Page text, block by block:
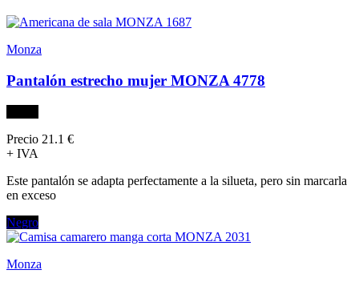
Monza
Pantalón estrecho mujer MONZA 4778
Precio 21.1 €
+ IVA
Este pantalón se adapta perfectamente a la silueta, pero sin marcarla
en exceso
Negro
Monza